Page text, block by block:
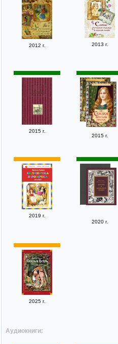
2012 г.
2013 г.
2015 г.
2015 г.
2019 г.
2020 г.
2025 г.
Аудиокниги: